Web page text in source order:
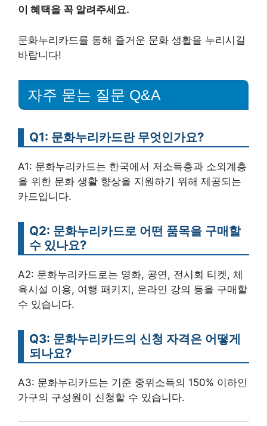
이 혜택을 꼭 알려주세요.
문화누리카드를 통해 즐거운 문화 생활을 누리시길
바랍니다!
자주 묻는 질문 Q&A
Q1: 문화누리카드란 무엇인가요?
A1: 문화누리카드는 한국에서 저소득층과 소외계층
을 위한 문화 생활 향상을 지원하기 위해 제공되는
카드입니다.
Q2: 문화누리카드로 어떤 품목을 구매할
수 있나요?
A2: 문화누리카드로는 영화, 공연, 전시회 티켓, 체
육시설 이용, 여행 패키지, 온라인 강의 등을 구매할
수 있습니다.
Q3: 문화누리카드의 신청 자격은 어떻게
되나요?
A3: 문화누리카드는 기준 중위소득의 150% 이하인
가구의 구성원이 신청할 수 있습니다.